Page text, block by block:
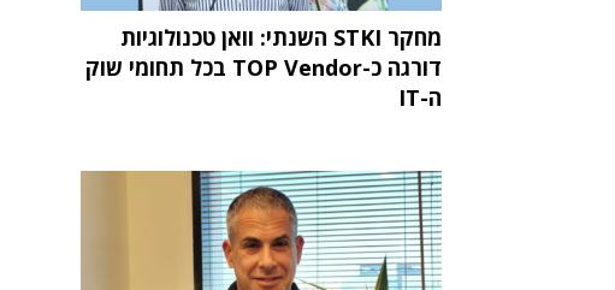
מחקר STKI השנתי: וואן טכנולוגיות
דורגה כ-TOP Vendor בכל תחומי שוק
ה-IT